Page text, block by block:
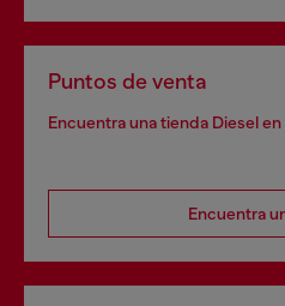
Puntos de venta
Encuentra una tienda Diesel
Encuentra